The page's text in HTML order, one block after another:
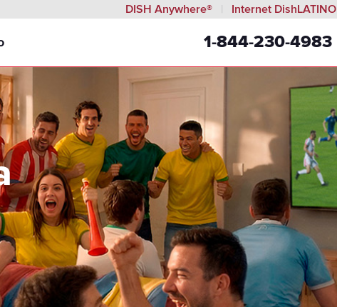
DISH Anywhere® Internet DishLATINO
de Servicio Confiable
1-844-230-4983